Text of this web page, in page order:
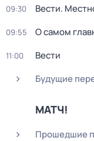
09:30 Вести.
09:55 О самом
11:00
Вести
Будущие
МАТЧ!
Прошедшие